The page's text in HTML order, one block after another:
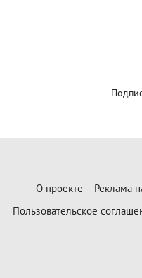
О проекте
Реклама
Пользовательское